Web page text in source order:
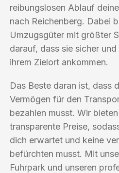
reibungslosen Ablauf
nach Reichenberg. Dabei
Umzugsgüter mit größter
darauf, dass sie sicher
ihrem Zielort ankommen.
Das Beste daran ist, dass
Vermögen für den
bezahlen musst. Wir
transparente Preise,
dich erwartet und keine
befürchten musst. Mit
Fuhrpark und unseren